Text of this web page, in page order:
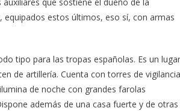
que sostiene el dueño de la
estos últimos, eso sí, con armas
tipo para las tropas españolas. Es un lugar
de artillería. Cuenta con torres de vigilancia
de noche con grandes farolas
además de una casa fuerte y de otras